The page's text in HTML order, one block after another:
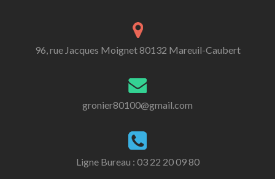
96, rue Jacques Moignet 80132 Mareuil-Caubert
gronier80100@gmail.com
Ligne Bureau : 03 22 20 09 80